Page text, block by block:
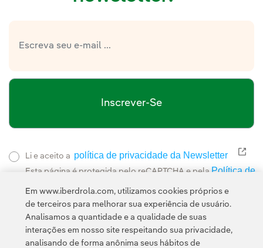
Inscrever-Se
Li e aceito a política de privacidade da Newsletter Link
Esta página é protegida pelo reCAPTCHA e pela Política de
e pela
Em www.iberdrola.com, utilizamos cookies próprios e
de terceiros para melhorar sua experiência de usuário.
Analisamos a quantidade e a qualidade de suas
interações em nosso site respeitando sua privacidade,
analisando de forma anônima seus hábitos de